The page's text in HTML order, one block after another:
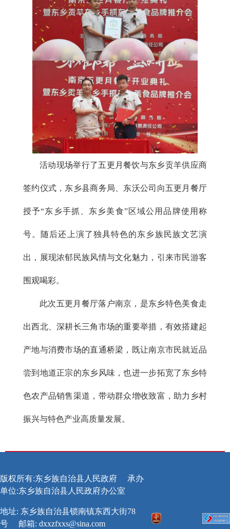
活动现场举行了五更月餐饮与东乡贡羊供应商
签约仪式，东乡县商务局、东沃公司向五更月餐厅
授予“东乡手抓、东乡美食”区域公用品牌使用称
号。随后还上演了独具特色的东乡族民族文艺演
出，展现浓郁民族风情与文化魅力，引来市民游客
围观喝彩。
此次五更月餐厅落户南京，是东乡特色美食走
出西北、深耕长三角市场的重要举措，有效搭建起
产地与消费市场的直通桥梁，既让南京市民就近品
尝到地道正宗的东乡风味，也进一步拓宽了东乡特
色农产品销售渠道，带动群众增收致富，助力乡村
振兴与特色产业高质量发展。
版权所有:东乡族自治县人民政府
承办
单位:东乡族自治县人民政府办公室
地址: 东乡族自治县锁南镇东西大街78
号
邮箱: dxxzfxxs@sina.com